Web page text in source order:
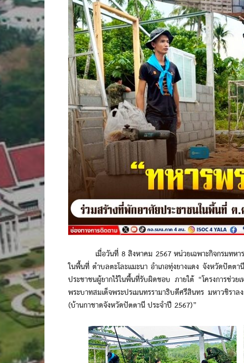
เมื่อวันที่ 8 สิงหาคม 2567 หน่วยเฉพาะกิจกรมทหาร
ในพื้นที่ ตำบลตะโละแมะนา อำเภอทุ่งยางแดง จังหวัดปัตต
ประชาชนผู้ยากไร้ในพื้นที่รับผิดชอบ ภายใต้ “โครงการช่วย
พระบาทสมเด็จพระปรเมนทรรามาธิบดีศรีสินทร มหาวชิรา
(บ้านกาชาดจังหวัดปัตตานี ประจำปี 2567)”